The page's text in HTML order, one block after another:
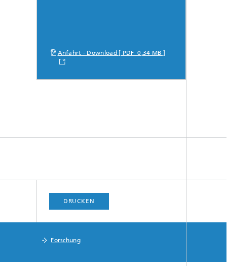
Anfahrt - Download [ PDF 0,34 MB ]
DRUCKEN
Forschung